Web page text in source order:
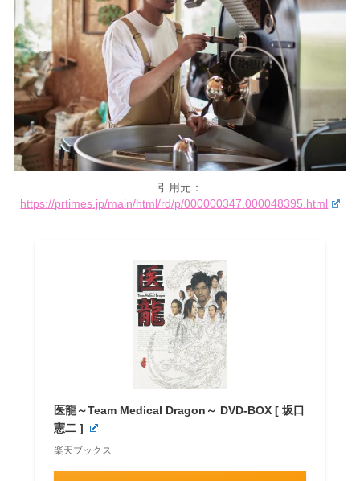
引用元：
https://prtimes.jp/main/html/rd/p/000000347.000048395.html
医龍～Team Medical Dragon～ DVD-BOX [ 坂口
憲二 ]
楽天ブックス